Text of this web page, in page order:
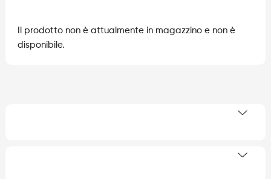
Il prodotto non è attualmente in magazzino e non è
disponibile.